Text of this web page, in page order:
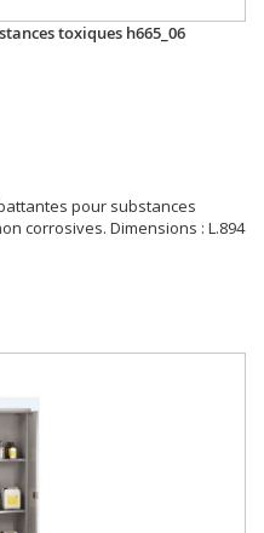
toxiques h665_06
pour substances
corrosives. Dimensions : L.894